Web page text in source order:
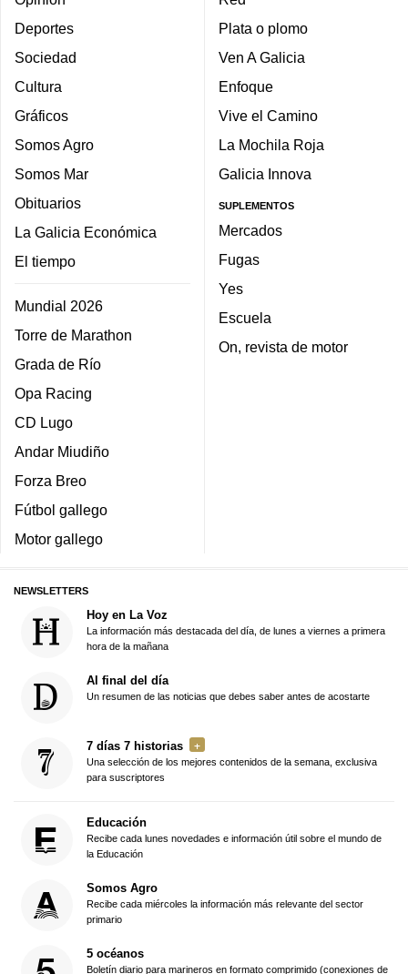
Deportes
Sociedad
Cultura
Gráficos
Somos Agro
Somos Mar
Obituarios
La Galicia Económica
El tiempo
Mundial 2026
Torre de Marathon
Grada de Río
Opa Racing
CD Lugo
Andar Miudiño
Forza Breo
Fútbol gallego
Motor gallego
Plata o plomo
Ven A Galicia
Enfoque
Vive el Camino
La Mochila Roja
Galicia Innova
SUPLEMENTOS
Mercados
Fugas
Yes
Escuela
On, revista de motor
NEWSLETTERS
Hoy en La Voz
La información más destacada del día, de lunes a viernes a primera
hora de la mañana
Al final del día
Un resumen de las noticias que debes saber antes de acostarte
7 días 7 historias
Una selección de los mejores contenidos de la semana, exclusiva
para suscriptores
Educación
Recibe cada lunes novedades e información útil sobre el mundo de
la Educación
Somos Agro
Recibe cada miércoles la información más relevante del sector
primario
5 océanos
Boletín diario para marineros en formato comprimido (conexiones de